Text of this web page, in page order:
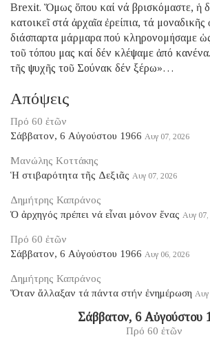
Brexit. Ὅμως ὅπου καί νά βρισκόμαστε, ἡ
κατοικεῖ στά ἀρχαῖα ἐρείπια, τά μοναδικῆς
διάσπαρτα μάρμαρα πού κληρονομήσαμε
τοῦ τόπου μας καί δέν κλέψαμε ἀπό
τῆς ψυχῆς τοῦ Σούνακ δέν ξέρω»…
Απόψεις
Πρό 60 ἐτῶν
Σάββατον, 6 Αὐγούστου 1966 Αυγ 07, 2026
Μανώλης Κοττάκης
Ἡ στιβαρότητα τῆς Δεξιᾶς Αυγ 07, 2026
Δημήτρης Καπράνος
Ὁ ἀρχηγός πρέπει νά εἶναι μόνον ἕνας Αυγ
Πρό 60 ἐτῶν
Σάββατον, 6 Αὐγούστου 1966 Αυγ 06, 2026
Δημήτρης Καπράνος
Ὅταν ἄλλαξαν τά πάντα στήν ἐνημέρωση Αυγ
Σάββατον, 6 Αὐγούστου
Πρό 60 ἐτῶν